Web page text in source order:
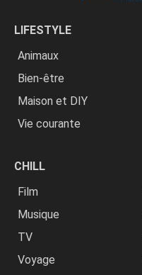
LIFESTYLE
Animaux
Bien-être
Maison et DIY
Vie courante
CHILL
Film
Musique
TV
Voyage